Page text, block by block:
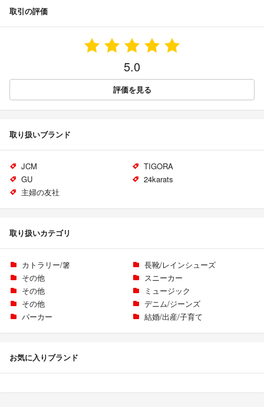
取引の評価
5.0
評価を見る
取り扱いブランド
JCM
TIGORA
GU
24karats
主婦の友社
取り扱いカテゴリ
カトラリー/箸
長靴/レインシューズ
その他
スニーカー
その他
ミュージック
その他
デニム/ジーンズ
パーカー
結婚/出産/子育て
お気に入りブランド